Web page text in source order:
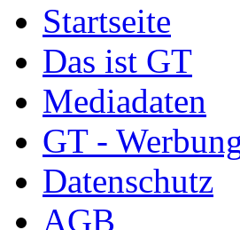
Startseite
Das ist GT
Mediadaten
GT -
Datenschutz
AGB